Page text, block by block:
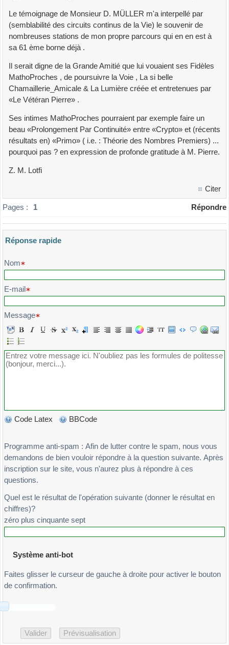
Le témoignage de Monsieur D. MÜLLER m'a interpellé par
(semblabilité des circuits continus de la Vie) le souvenir de
nombreuses stations de mon propre parcours qui en en est à
sa 61 ème borne déjà .
Il serait digne de la Grande Amitié que lui vouaient ses Fidèles
MathoProches , de poursuivre la Voie , La si belle
Chamaillerie_Amicale & La Lumière créée et entretenues par
«Le Vétéran Pierre» .
Ses intimes MathoProches pourraient par exemple faire un
beau «Prolongement Par Continuité» entre «Crypto» et (récents
résultats en) «Primo» ( i.e. : Théorie des Nombres Premiers) ...
pourquoi pas ? en expression de profonde gratitude à M. Pierre.
Z. M. Lotfi
Citer
Pages : 1 Répondre
Réponse rapide
Veuillez composer votre message et l'envoyer
Nom
E-mail
Message
Code Latex BBCode
Programme anti-spam : Afin de lutter contre le spam, nous vous
demandons de bien vouloir répondre à la question suivante. Après
inscription sur le site, vous n'aurez plus à répondre à ces
questions.
Quel est le résultat de l'opération suivante (donner le résultat en
chiffres)?
zéro plus cinquante sept
Système anti-bot
Faites glisser le curseur de gauche à droite pour activer le bouton
de confirmation.